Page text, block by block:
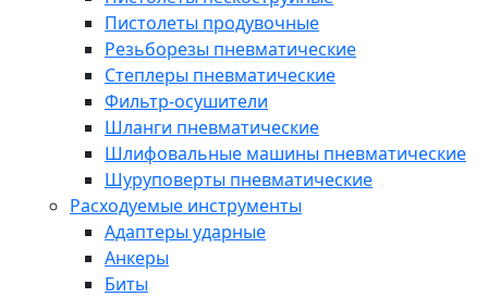
Пистолеты продувочные
Резьборезы пневматические
Степлеры пневматические
Фильтр-осушители
Шланги пневматические
Шлифовальные машины пневматические
Шуруповерты пневматические
Расходуемые инструменты
Адаптеры ударные
Анкеры
Биты